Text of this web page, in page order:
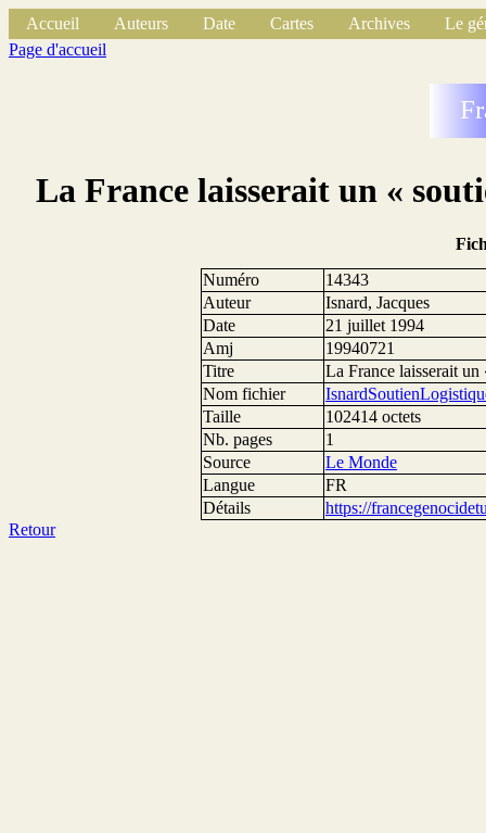
Accueil Auteurs Date Cartes Archives
Le
Page d'accueil
La France laisserait un «
Numéro
14343
Auteur
Isnard, Jacques
Date
21 juillet 1994
Amj
19940721
Titre
La France laisserait
Nom fichier
Taille
102414 octets
Nb. pages
1
Source
Le Monde
Langue
FR
Détails
https://
Retour